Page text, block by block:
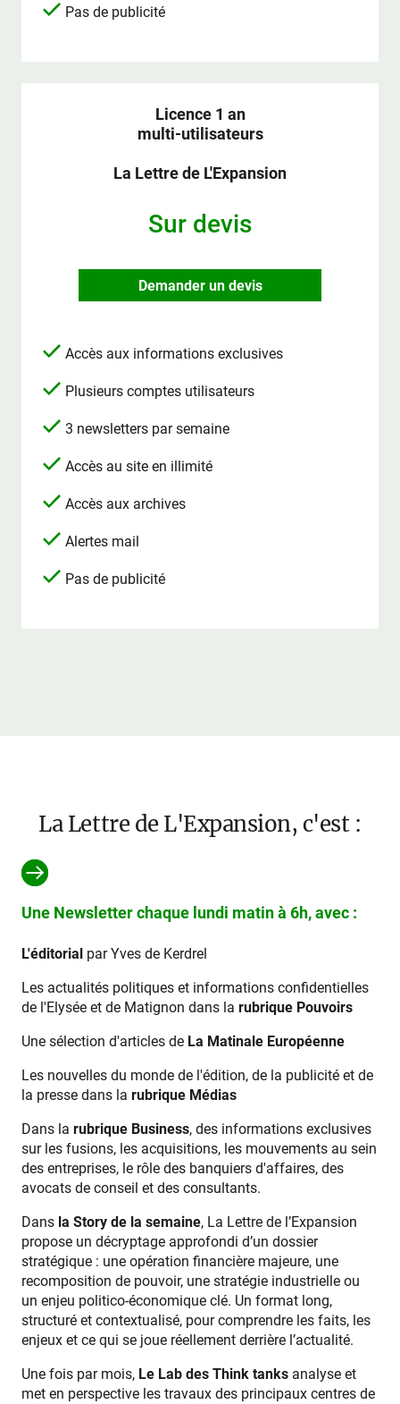
Pas de publicité
Licence 1 an
multi-utilisateurs
La Lettre de L'Expansion
Sur devis
Demander un devis
Accès aux informations exclusives
Plusieurs comptes utilisateurs
3 newsletters par semaine
Accès au site en illimité
Accès aux archives
Alertes mail
Pas de publicité
La Lettre de L'Expansion, c'est :
Une Newsletter chaque lundi matin à 6h, avec :
L'éditorial par Yves de Kerdrel
Les actualités politiques et informations confidentielles
de l'Elysée et de Matignon dans la rubrique Pouvoirs
Une sélection d'articles de La Matinale Européenne
Les nouvelles du monde de l'édition, de la publicité et de
la presse dans la rubrique Médias
Dans la rubrique Business, des informations exclusives
sur les fusions, les acquisitions, les mouvements au sein
des entreprises, le rôle des banquiers d'affaires, des
avocats de conseil et des consultants.
Dans la Story de la semaine, La Lettre de l’Expansion
propose un décryptage approfondi d’un dossier
stratégique : une opération financière majeure, une
recomposition de pouvoir, une stratégie industrielle ou
un enjeu politico-économique clé. Un format long,
structuré et contextualisé, pour comprendre les faits, les
enjeux et ce qui se joue réellement derrière l’actualité.
Une fois par mois, Le Lab des Think tanks analyse et
met en perspective les travaux des principaux centres de